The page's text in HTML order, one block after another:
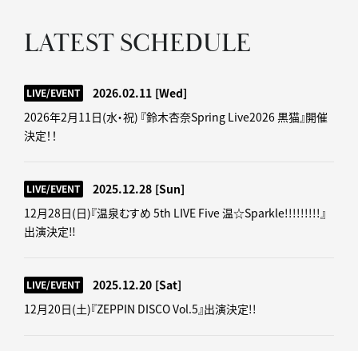
LATEST SCHEDULE
LIVE/EVENT 2026.02.11 [Wed]
2026年2月11日(水・祝) 『鈴木杏奈Spring Live2026 黒猫』開催
決定！！
LIVE/EVENT 2025.12.28 [Sun]
12月28日(日)『温泉むすめ 5th LIVE Five 温☆Sparkle!!!!!!!!!』
出演決定‼
LIVE/EVENT 2025.12.20 [Sat]
12月20日(土)『ZEPPIN DISCO Vol.5』出演決定!!